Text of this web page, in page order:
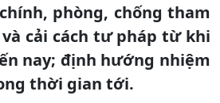
phòng, chống tham
cải cách tư pháp từ khi
nay; định hướng nhiệm
thời gian tới.